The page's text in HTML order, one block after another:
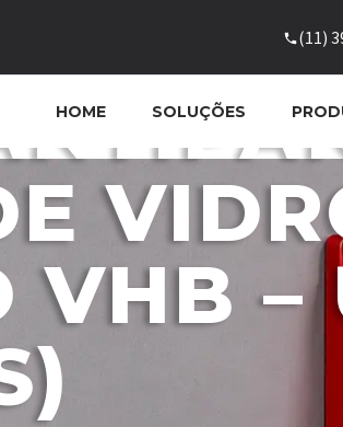
(11)
HOME SOLUÇÕES
VHB